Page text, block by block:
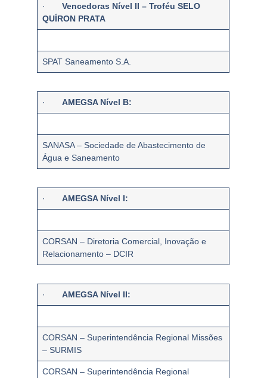
· Vencedoras Nível II – Troféu SELO
QUÍRON PRATA
SPAT Saneamento S.A.
· AMEGSA Nível B:
SANASA – Sociedade de Abastecimento de
Água e Saneamento
· AMEGSA Nível I:
CORSAN – Diretoria Comercial, Inovação e
Relacionamento – DCIR
· AMEGSA Nível II:
CORSAN – Superintendência Regional Missões
– SURMIS
CORSAN – Superintendência Regional